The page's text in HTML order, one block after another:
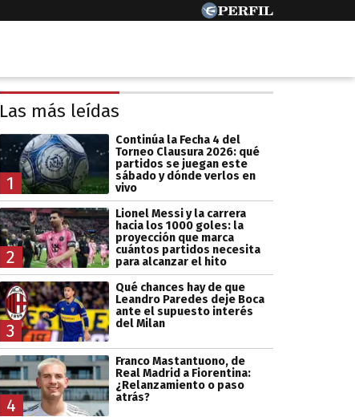
Las más leídas
1
Continúa la Fecha 4 del
Torneo Clausura 2026: qué
partidos se juegan este
sábado y dónde verlos en
vivo
2
Lionel Messi y la carrera
hacia los 1000 goles: la
proyección que marca
cuántos partidos necesita
para alcanzar el hito
3
Qué chances hay de que
Leandro Paredes deje Boca
ante el supuesto interés
del Milan
4
Franco Mastantuono, de
Real Madrid a Fiorentina:
¿Relanzamiento o paso
atrás?